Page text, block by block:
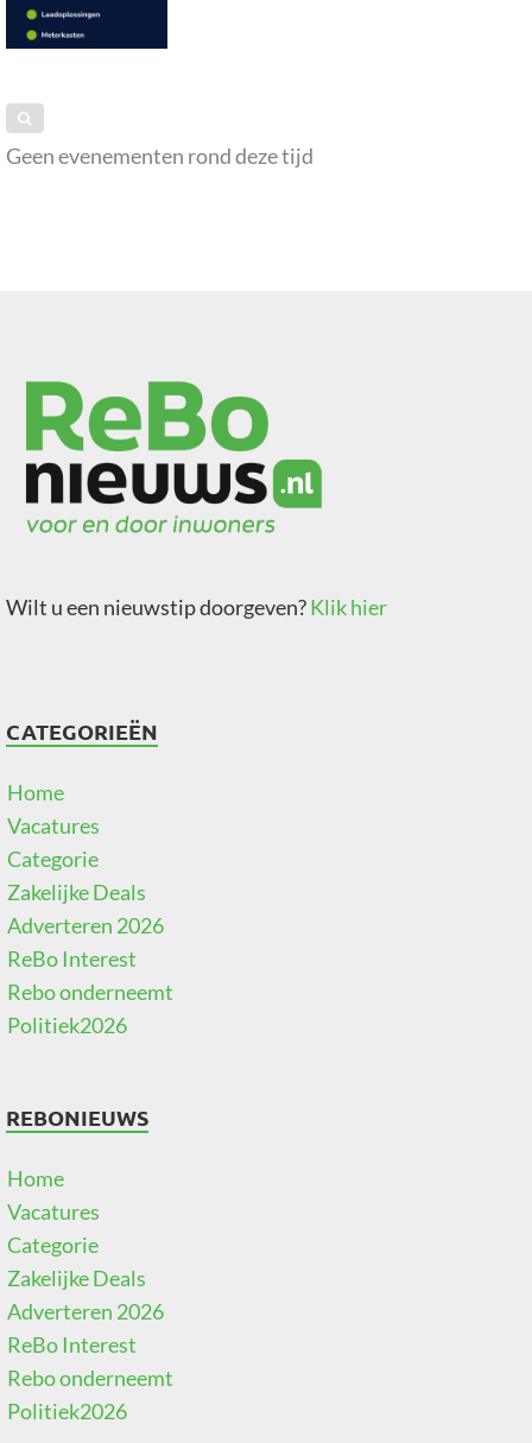
Geen evenementen rond deze tijd
Wilt u een nieuwstip doorgeven?Klik hier
CATEGORIEËN
Home
Vacatures
Categorie
Zakelijke Deals
Adverteren 2026
ReBo Interest
Rebo onderneemt
Politiek2026
REBONIEUWS
Home
Vacatures
Categorie
Zakelijke Deals
Adverteren 2026
ReBo Interest
Rebo onderneemt
Politiek2026